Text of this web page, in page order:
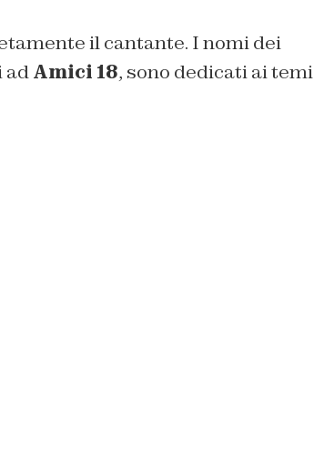
il cantante. I nomi dei
adAmici 18, sono dedicati ai temi